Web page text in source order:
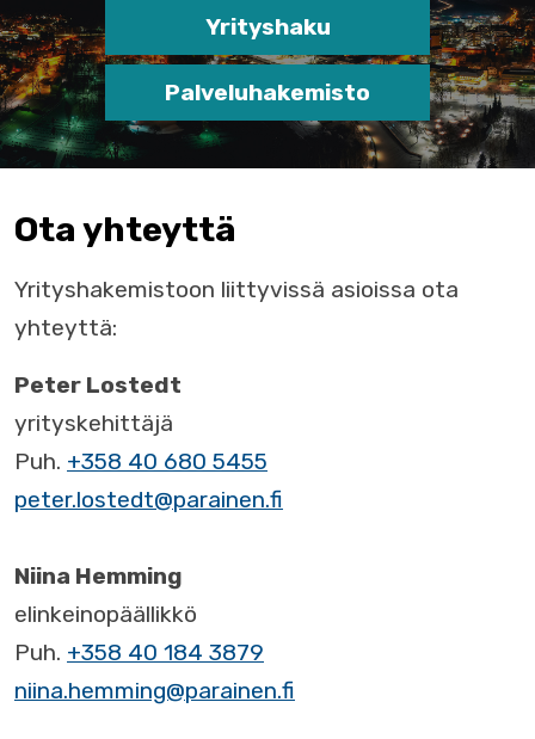
Yrityshaku
Palveluhakemisto
Ota yhteyttä
Yrityshakemistoon liittyvissä asioissa ota
yhteyttä:
Peter Lostedt
yrityskehittäjä
Puh. +358 40 680 5455
peter.lostedt@parainen.fi
Niina Hemming
elinkeinopäällikkö
Puh. +358 40 184 3879
niina.hemming@parainen.fi